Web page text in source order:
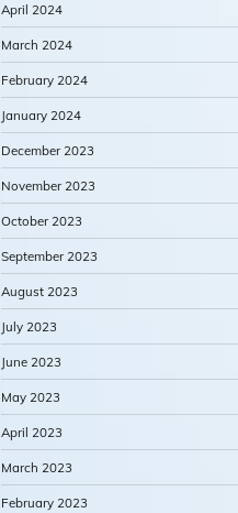
April 2024
March 2024
February 2024
January 2024
December 2023
November 2023
October 2023
September 2023
August 2023
July 2023
June 2023
May 2023
April 2023
March 2023
February 2023